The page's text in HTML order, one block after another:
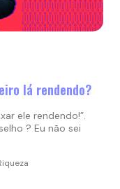
lá rendendo?
ele rendendo!”.
? Eu não sei